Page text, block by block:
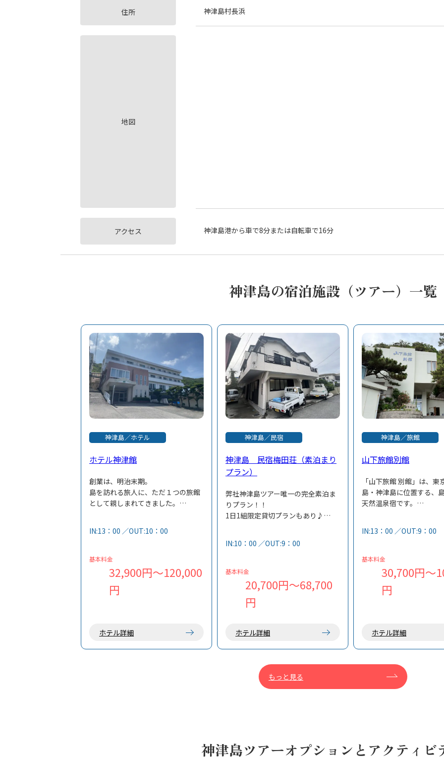
住所 神津島村長浜
地図
アクセス 神津島港から車で8分または自転車で16分
神津島の宿泊施設（ツアー）一覧
神津島／ホテル
ホテル神津館
創業は、明治末期。
島を訪れる旅人に、ただ１つの旅館
として親しまれてきました。
潮風の香りと大自然の恵みの中、日
ださい。
IN:13：00 ／OUT:10：00
基本料金
32,900円～120,000
円
ホテル詳細
神津島／民宿
神津島 民宿梅田荘（素泊まり
プラン）
弊社神津島ツアー唯一の完全素泊ま
りプラン！！
1日1組限定貸切プランもあり♪
IN:10：00 ／OUT:9：00
基本料金
20,700円～68,700
円
ホテル詳細
神津島／旅館
山下旅館別館
「山下旅館 別館」は、東
島・神津島に位置する、
天然温泉宿です。
り、人工的な光に遮られな
当館は、海に囲まれた土地
の塩分の強い温泉で、旅
すことができます。
IN:13：00 ／OUT:9：00
基本料金
30,700円～
円
ホテル詳細
もっと見る
神津島ツアーオプションとアクティビ